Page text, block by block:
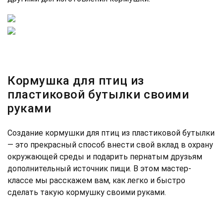
Кормушка для птиц из
пластиковой бутылки своими
руками
Создание кормушки для птиц из пластиковой бутылки
— это прекрасный способ внести свой вклад в охрану
окружающей среды и подарить пернатым друзьям
дополнительный источник пищи. В этом мастер-
классе мы расскажем вам, как легко и быстро
сделать такую кормушку своими руками.